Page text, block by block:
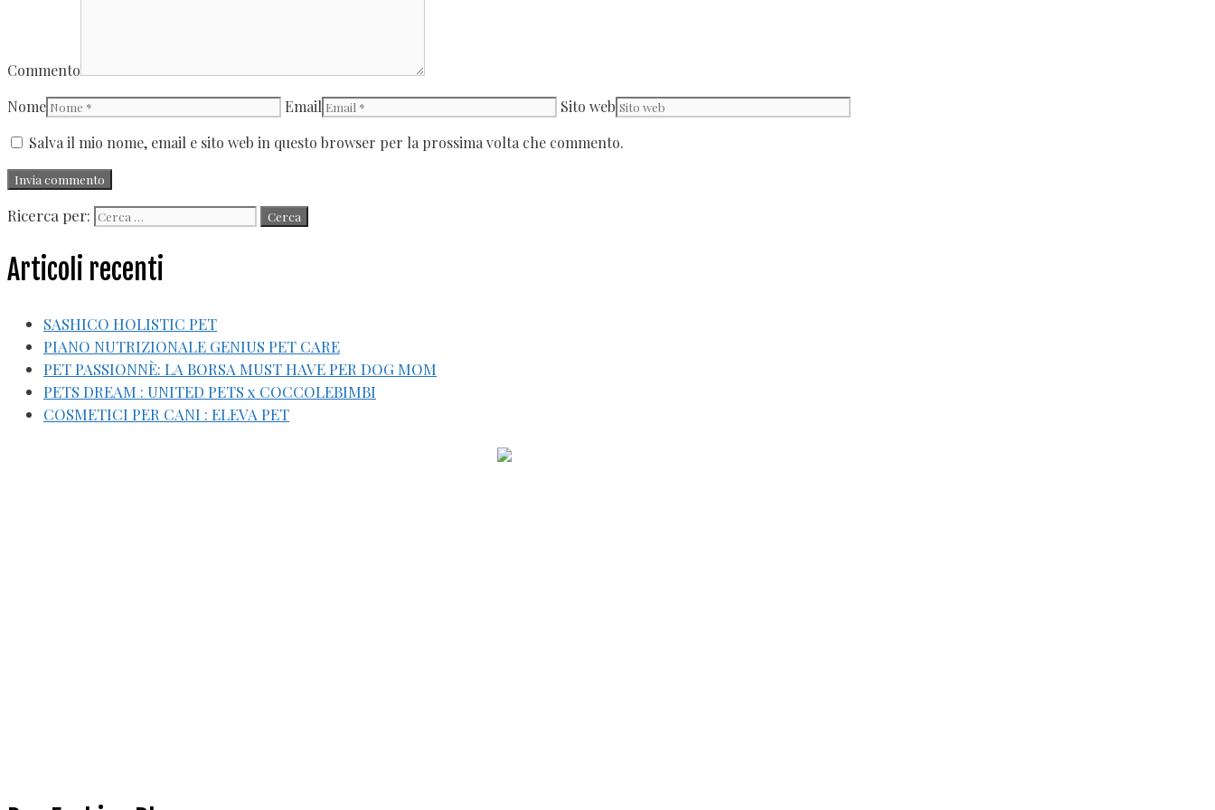
Commento
Nome
Email
Sito web
Salva il mio nome, email e sito web in questo browser per la prossima volta che commento.
Ricerca per:
Articoli recenti
SASHICO HOLISTIC PET
PIANO NUTRIZIONALE GENIUS PET CARE
PET PASSIONNÈ: LA BORSA MUST HAVE PER DOG MOM
PETS DREAM : UNITED PETS x COCCOLEBIMBI
COSMETICI PER CANI : ELEVA PET